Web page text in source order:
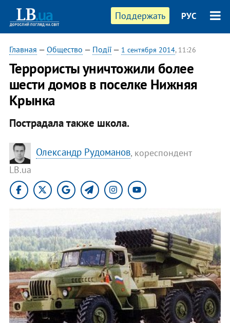
Поддержать РУС
Главная — Общество — Події— 1 сентября 2014, 11:26
Террористы уничтожили более
шести домов в поселке Нижняя
Крынка
Пострадала также школа.
Олександр Рудоманов, кореспондент
LB.ua